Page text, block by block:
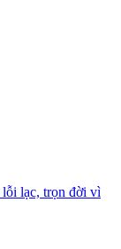
lạc, trọn đời vì